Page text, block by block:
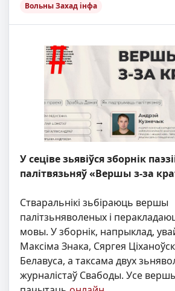
Вольны Захад інфа
У сеціве зьявіўся зборнік
палітвязьняў «Вершы з-за
Стваральнікі зьбіраюць вершы
палітзьняволеных і
мовы. У зборнік, напрыклад,
Максіма Знака, Сяргея
Белавуса, а таксама двух
журналістаў Свабоды. Усе